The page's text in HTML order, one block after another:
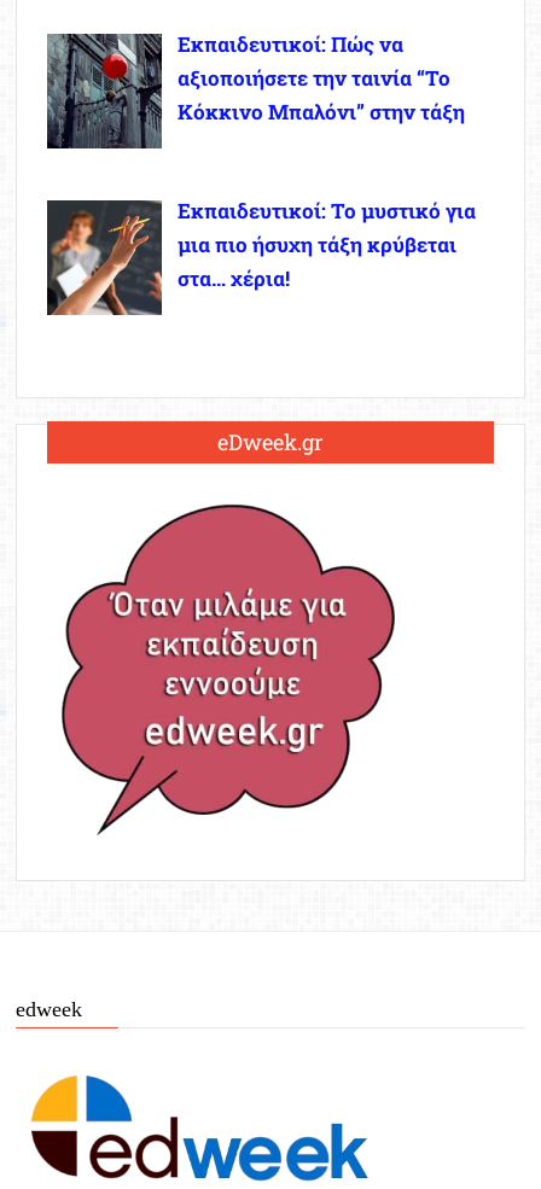
Εκπαιδευτικοί: Πώς να
αξιοποιήσετε την ταινία “Το
Κόκκινο Μπαλόνι” στην τάξη
Εκπαιδευτικοί: Το μυστικό για
μια πιο ήσυχη τάξη κρύβεται
στα… χέρια!
eDweek.gr
edweek